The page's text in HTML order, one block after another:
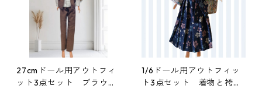
27cmドール用アウトフィ
ット3点セット ブラウン
1/6ドール用アウトフィッ
ト3点セット 着物と袴